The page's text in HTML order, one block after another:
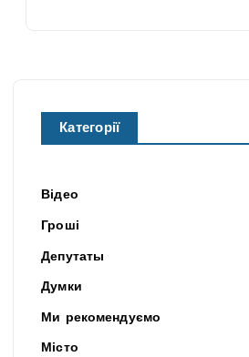
Категорії
Відео
Гроші
Депутаты
Думки
Ми рекомендуємо
Місто